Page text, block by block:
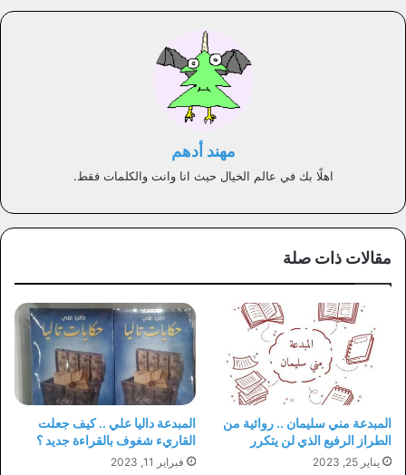
مهند أدهم
اهلًا بك في عالم الخيال حيث انا وانت والكلمات فقط.
مقالات ذات صلة
المبدعة مني سليمان .. روائية من
الطراز الرفيع الذي لن يتكرر
يناير 25, 2023
المبدعة داليا علي .. كيف جعلت
القاريء شغوف بالقراءة جديد ؟
فبراير 11, 2023